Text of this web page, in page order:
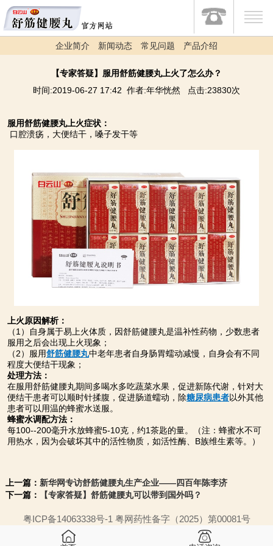
企业简介 新闻动态 常见问题 产品介绍
【专家答疑】服用舒筋健腰丸上火了怎么办？
时间:2019-06-27 17:42 作者:年华恍然 点击:23830次
服用舒筋健腰丸上火症状：
口腔溃疡，大便结干，嗓子发干等
上火原因解析：
（1）自身属于易上火体质，因舒筋健腰丸是温补性药物，少数患者
服用之后会出现上火现象；
（2）服用舒筋健腰丸中老年患者自身肠胃蠕动减慢，自身会有不同
程度大便结干现象；
处理方法：
在服用舒筋健腰丸期间多喝水多吃蔬菜水果，促进新陈代谢，针对大
便结干患者可以顺时针揉腹，促进肠道蠕动，除糖尿病患者以外其他
患者可以用温的蜂蜜水送服。
蜂蜜水调配方法：
每100--200毫升水放蜂蜜5-10克，约1茶匙的量。（注：蜂蜜水不可
用热水，因为会破坏其中的活性物质，如活性酶、B族维生素等。）
上一篇： 新华网专访舒筋健腰丸生产企业——四百年陈李济
下一篇：
【专家答疑】舒筋健腰丸可以带到国外吗？
粤ICP备14063338号-1 粤网药性备字（2025）第00081号